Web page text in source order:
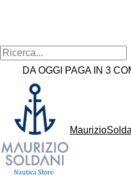
DA OGGI PAGA IN 3